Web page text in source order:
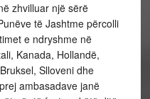
zhvilluar një sërë
të Jashtme përcolli
e ndryshme në
Kanada, Hollandë,
Slloveni dhe
ambasadave janë